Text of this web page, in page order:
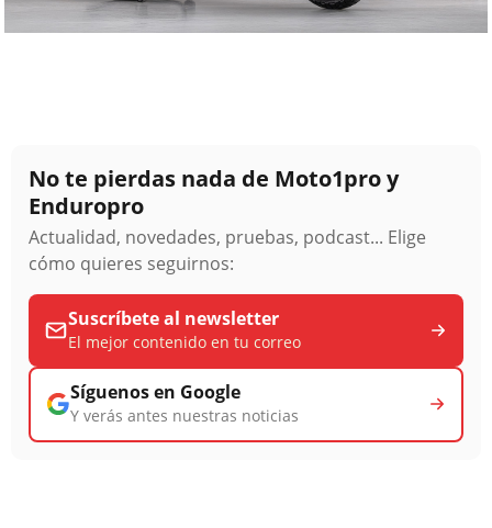
No te pierdas nada de Moto1pro y
Enduropro
Actualidad, novedades, pruebas, podcast... Elige
cómo quieres seguirnos:
Suscríbete al newsletter
El mejor contenido en tu correo
Síguenos en Google
Y verás antes nuestras noticias